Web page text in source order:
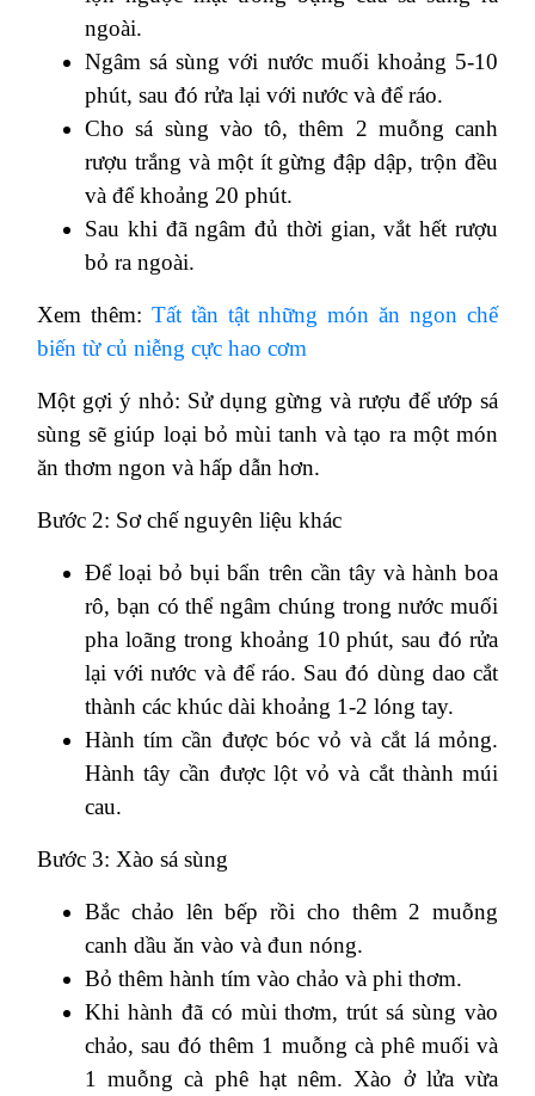
ngoài.
Ngâm sá sùng với nước muối khoảng 5-10
phút, sau đó rửa lại với nước và để ráo.
Cho sá sùng vào tô, thêm 2 muỗng canh
rượu trắng và một ít gừng đập dập, trộn đều
và để khoảng 20 phút.
Sau khi đã ngâm đủ thời gian, vắt hết rượu
bỏ ra ngoài.
Xem thêm: Tất tần tật những món ăn ngon chế
biến từ củ niễng cực hao cơm
Một gợi ý nhỏ: Sử dụng gừng và rượu để ướp sá
sùng sẽ giúp loại bỏ mùi tanh và tạo ra một món
ăn thơm ngon và hấp dẫn hơn.
Bước 2: Sơ chế nguyên liệu khác
Để loại bỏ bụi bẩn trên cần tây và hành boa
rô, bạn có thể ngâm chúng trong nước muối
pha loãng trong khoảng 10 phút, sau đó rửa
lại với nước và để ráo. Sau đó dùng dao cắt
thành các khúc dài khoảng 1-2 lóng tay.
Hành tím cần được bóc vỏ và cắt lá mỏng.
Hành tây cần được lột vỏ và cắt thành múi
cau.
Bước 3: Xào sá sùng
Bắc chảo lên bếp rồi cho thêm 2 muỗng
canh dầu ăn vào và đun nóng.
Bỏ thêm hành tím vào chảo và phi thơm.
Khi hành đã có mùi thơm, trút sá sùng vào
chảo, sau đó thêm 1 muỗng cà phê muối và
1 muỗng cà phê hạt nêm. Xào ở lửa vừa